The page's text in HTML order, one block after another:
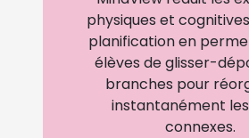
physiques et
planification en
élèves de glisser-
branches pour
instantanément
connexes.